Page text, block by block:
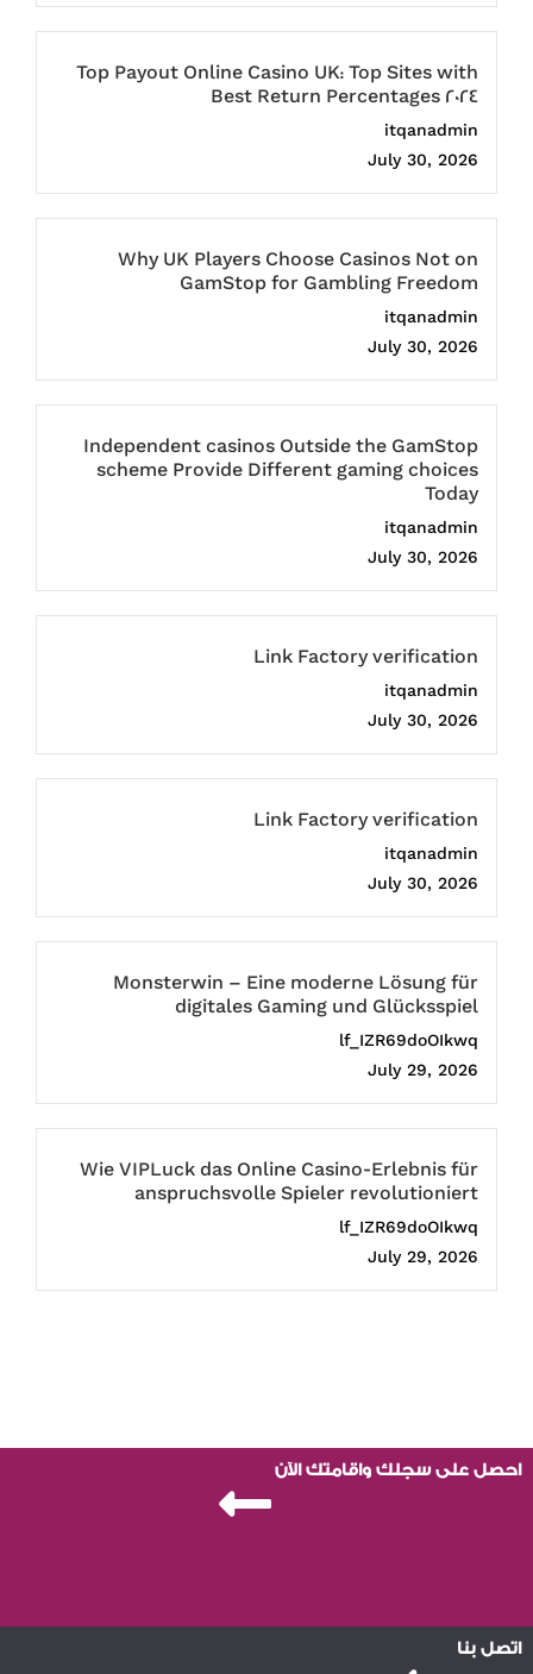
Top Payout Online Casino UK: Top Sites with
Best Return Percentages 2024
itqanadmin
July 30, 2026
Why UK Players Choose Casinos Not on
GamStop for Gambling Freedom
itqanadmin
July 30, 2026
Independent casinos Outside the GamStop
scheme Provide Different gaming choices
Today
itqanadmin
July 30, 2026
Link Factory verification
itqanadmin
July 30, 2026
Link Factory verification
itqanadmin
July 30, 2026
Monsterwin – Eine moderne Lösung für
digitales Gaming und Glücksspiel
lf_IZR69doOIkwq
July 29, 2026
Wie VIPLuck das Online Casino-Erlebnis für
anspruchsvolle Spieler revolutioniert
lf_IZR69doOIkwq
July 29, 2026
احصل على سجلك واقامتك الآن
اتصل بنا